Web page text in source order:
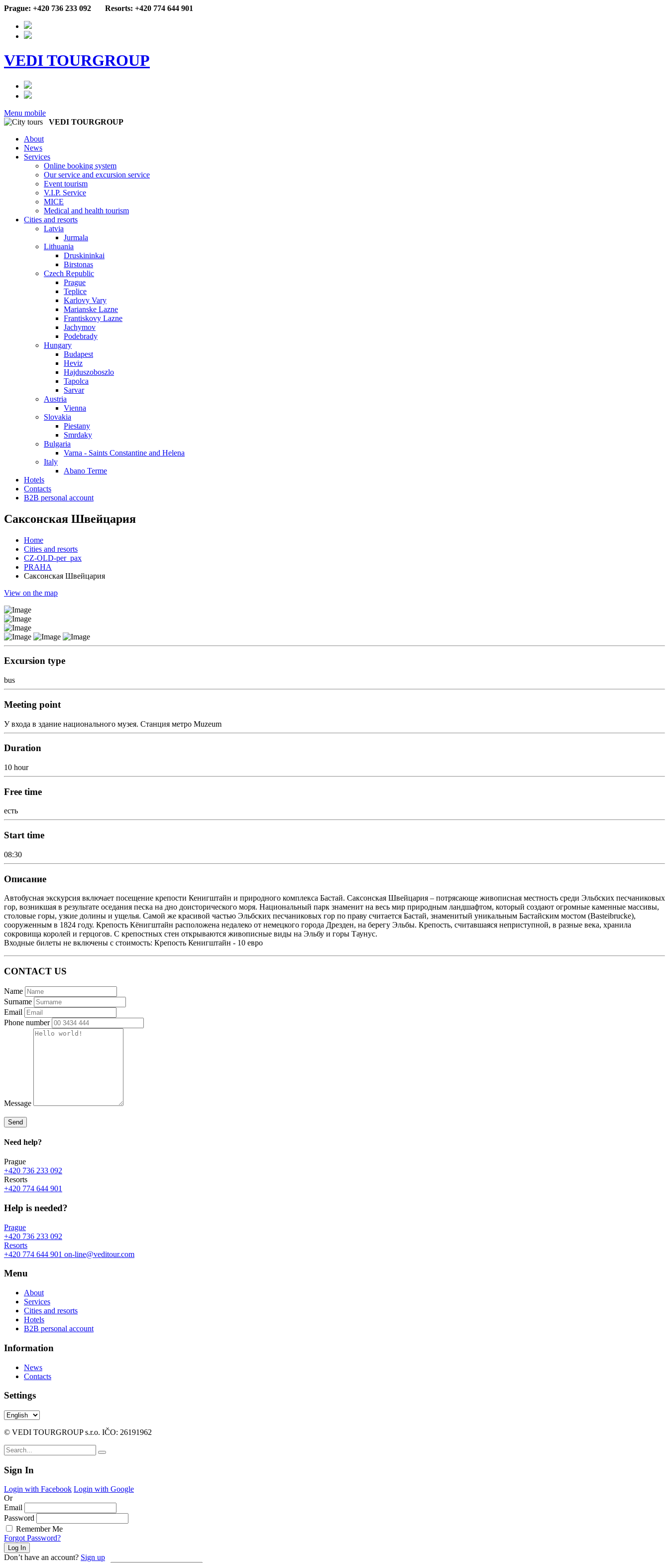
Prague: +420 736 233 092 Resorts: +420 774 644 901
VEDI TOURGROUP
Menu mobile
VEDI TOURGROUP
About
News
Services
Online booking system
Our service and excursion service
Event tourism
V.I.P. Service
MICE
Medical and health tourism
Cities and resorts
Latvia
Jurmala
Lithuania
Druskininkai
Birstonas
Czech Republic
Prague
Teplice
Karlovy Vary
Marianske Lazne
Frantiskovy Lazne
Jachymov
Podebrady
Hungary
Budapest
Heviz
Hajduszoboszlo
Tapolca
Sarvar
Austria
Vienna
Slovakia
Piestany
Smrdaky
Bulgaria
Varna - Saints Constantine and Helena
Italy
Abano Terme
Hotels
Contacts
B2B personal account
Саксонская Швейцария
Home
Cities and resorts
CZ-OLD-per_pax
PRAHA
Саксонская Швейцария
View on the map
Excursion type
bus
Meeting point
У входа в здание национального музея. Станция метро Muzeum
Duration
10 hour
Free time
есть
Start time
08:30
Описание
Автобусная экскурсия включает посещение крепости Кенигштайн и природного комплекса Бастай. Саксонская Швейцария – потрясающе живописная местность среди Эльбских песчаниковых
гор, возникшая в результате оседания песка на дно доисторического моря. Национальный парк знаменит на весь мир природным ландшафтом, который создают огромные каменные массивы,
столовые горы, узкие долины и ущелья. Самой же красивой частью Эльбских песчаниковых гор по праву считается Бастай, знаменитый уникальным Бастайским мостом (Basteibrucke),
сооруженным в 1824 году. Крепость Кёнигштайн расположена недалеко от немецкого города Дрезден, на берегу Эльбы. Крепость, считавшаяся неприступной, в разные века, хранила
сокровища королей и герцогов. С крепостных стен открываются живописные виды на Эльбу и горы Таунус.
Входные билеты не включены с стоимость: Крепость Кенигштайн - 10 евро
CONTACT US
Name
Surname
Email
Phone number
Message
Send
Need help?
Prague
+420 736 233 092
Resorts
+420 774 644 901
Help is needed?
Prague
+420 736 233 092
Resorts
+420 774 644 901 on-line@veditour.com
Menu
About
Services
Cities and resorts
Hotels
B2B personal account
Information
News
Contacts
Settings
© VEDI TOURGROUP s.r.o. IČO: 26191962
Sign In
Login with Facebook Login with Google
Or
Email
Password
Remember Me
Forgot Password?
Don’t have an account? Sign up